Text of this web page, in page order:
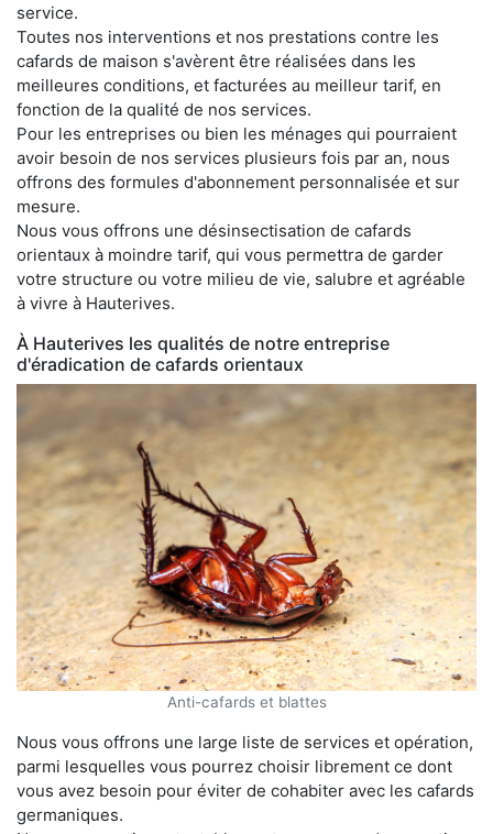
service.
Toutes nos interventions et nos prestations contre les
cafards de maison s'avèrent être réalisées dans les
meilleures conditions, et facturées au meilleur tarif, en
fonction de la qualité de nos services.
Pour les entreprises ou bien les ménages qui pourraient
avoir besoin de nos services plusieurs fois par an, nous
offrons des formules d'abonnement personnalisée et sur
mesure.
Nous vous offrons une désinsectisation de cafards
orientaux à moindre tarif, qui vous permettra de garder
votre structure ou votre milieu de vie, salubre et agréable
à vivre à Hauterives.
À Hauterives les qualités de notre entreprise
d'éradication de cafards orientaux
Anti-cafards et blattes
Nous vous offrons une large liste de services et opération,
parmi lesquelles vous pourrez choisir librement ce dont
vous avez besoin pour éviter de cohabiter avec les cafards
germaniques.